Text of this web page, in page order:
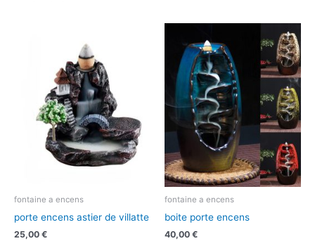
fontaine a encens
porte encens astier de villatte
25,00 €
fontaine a encens
boite porte encens
40,00 €